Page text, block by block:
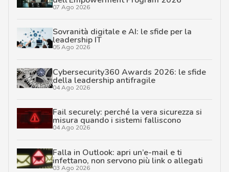
07 Ago 2026
Sovranità digitale e AI: le sfide per la
leadership IT
05 Ago 2026
Cybersecurity360 Awards 2026: le sfide
della leadership antifragile
04 Ago 2026
Fail securely: perché la vera sicurezza si
misura quando i sistemi falliscono
04 Ago 2026
Falla in Outlook: apri un’e-mail e ti
infettano, non servono più link o allegati
03 Ago 2026